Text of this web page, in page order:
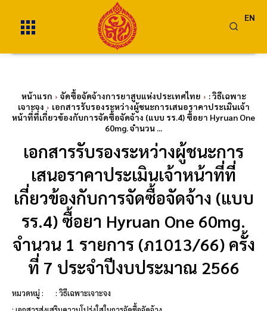
EN
หน้าแรก จัดซื้อจัดจ้างการยาสูบแห่งประเทศไทย
: วิธีเฉพาะ
เจาะจง
เอกสารรับรองระหว่างผู้ชนะการเสนอราคาประเมินเจ้า
หน้าที่ที่เกี่ยวข้องกับการจัดซื้อจัดจ้าง (แบบ รร.4) ซื้อยา Hyruan One
60mg. จำนวน ...
เอกสารรับรองระหว่างผู้ชนะการ
เสนอราคาประเมินเจ้าหน้าที่ที่
เกี่ยวข้องกับการจัดซื้อจัดจ้าง (แบบ
รร.4) ซื้อยา Hyruan One 60mg.
จำนวน 1 รายการ (ภ1013/66) ครั้ง
ที่ 7 ประจำปีงบประมาณ 2566
หมวดหมู่ :
: วิธีเฉพาะเจาะจง